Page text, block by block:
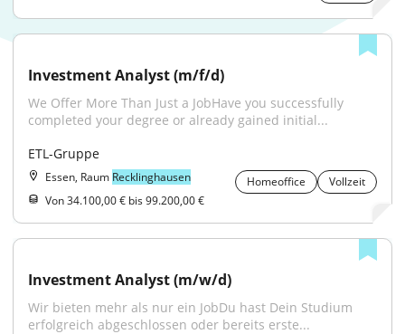
Investment Analyst (m/f/d)
We Offer More Than Just a JobHave you successfully
completed your degree or already gained initial...
ETL-Gruppe
Essen, Raum Recklinghausen Homeoffice
Vollzeit
Von 34.100,00 € bis 99.200,00 €
Investment Analyst (m/w/d)
Wir bieten mehr als nur ein JobDu hast Dein Studium
erfolgreich abgeschlossen oder bereits erste...